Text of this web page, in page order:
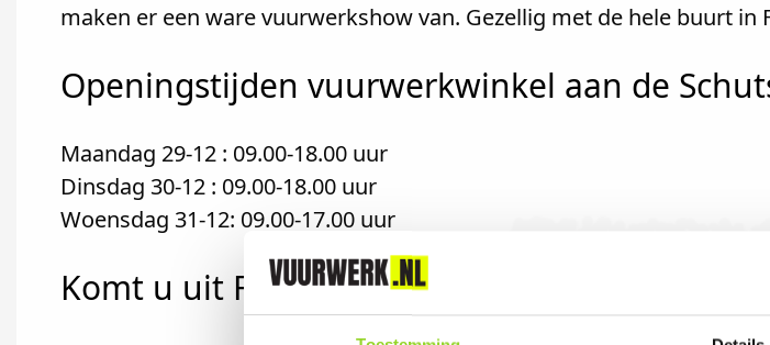
maken er een ware vuurwerkshow van. Gezellig met de hele buurt
Openingstijden vuurwerkwinkel aan de
Maandag 29-12 : 09.00-18.00 uur
Dinsdag 30-12 : 09.00-18.00 uur
Woensdag 31-12: 09.00-17.00 uur
Komt u uit Fluitenberg?